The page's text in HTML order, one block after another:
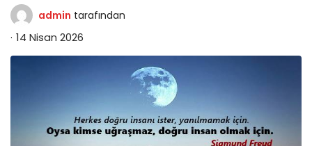
admin tarafından
14 Nisan 2026